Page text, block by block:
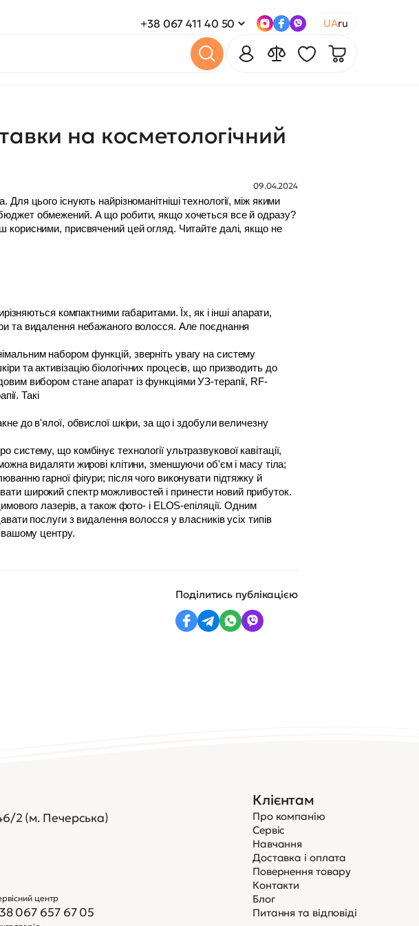
+38 067 411 40 50 UAru
на косметологічний
09.04.2024
цього існують найрізноманітніші технології, між якими
обмежений. А що робити, якщо хочеться все й одразу?
корисними, присвячений цей огляд. Читайте далі, якщо не
компактними габаритами. Їх, як і інші апарати,
та видалення небажаного волосся. Але поєднання
набором функцій, зверніть увагу на систему
та активізацію біологічних процесів, що призводить до
вибором стане апарат із функціями УЗ-терапії, RF-
Такі
що комбінує технології ультразвукової кавітації,
видаляти жирові клітини, зменшуючи об'єм і масу тіла;
гарної фігури; після чого виконувати підтяжку й
широкий спектр можливостей і принести новий прибуток.
лазерів, а також фото- і ELOS-епіляції. Одним
послуги з видалення волосся у власників усіх типів
вашому центру.
Поділитись публікацією
2 (м. Печерська)
центр
067 657 67 05
Клієнтам
Про компанію
Сервіс
Навчання
Доставка і оплата
Повернення товару
Контакти
Блог
Питання та відповіді